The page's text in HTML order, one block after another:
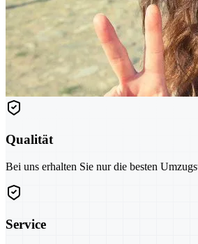
Qualität
Bei uns erhalten Sie nur die besten
Service